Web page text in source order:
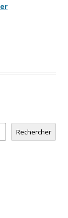
Rechercher